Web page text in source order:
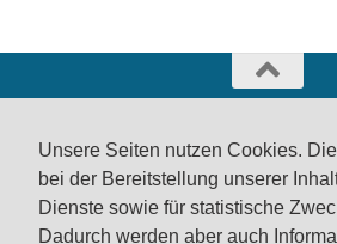
Unsere Seiten nutzen Cookies.
bei der Bereitstellung unserer
Dienste sowie für statistische
Dadurch werden aber auch
produktwarnung.eu -
Made in Gerstetten |